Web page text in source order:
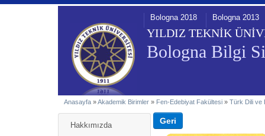
YILDIZ TEKNİK
Bologna Bilgi
Bologna 2018 Bologna 2013
Anasayfa »Akademik Birimler » Fen-Edebiyat Fakültesi » Türk Dili ve
Hakkımızda